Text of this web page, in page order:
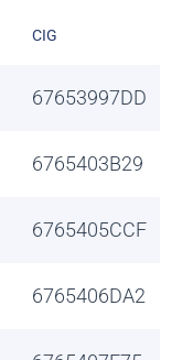
CIG
67653997DD
6765403B29
6765405CCF
6765406DA2